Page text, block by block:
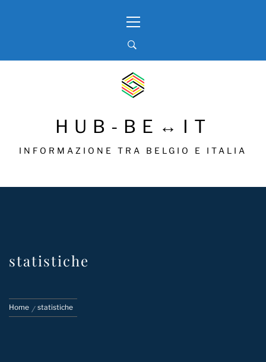
Menu
HUB-BE↔IT
INFORMAZIONE TRA BELGIO E ITALIA
statistiche
Home statistiche